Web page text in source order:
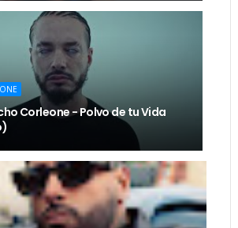
Corleone - Polvo de tu Vida